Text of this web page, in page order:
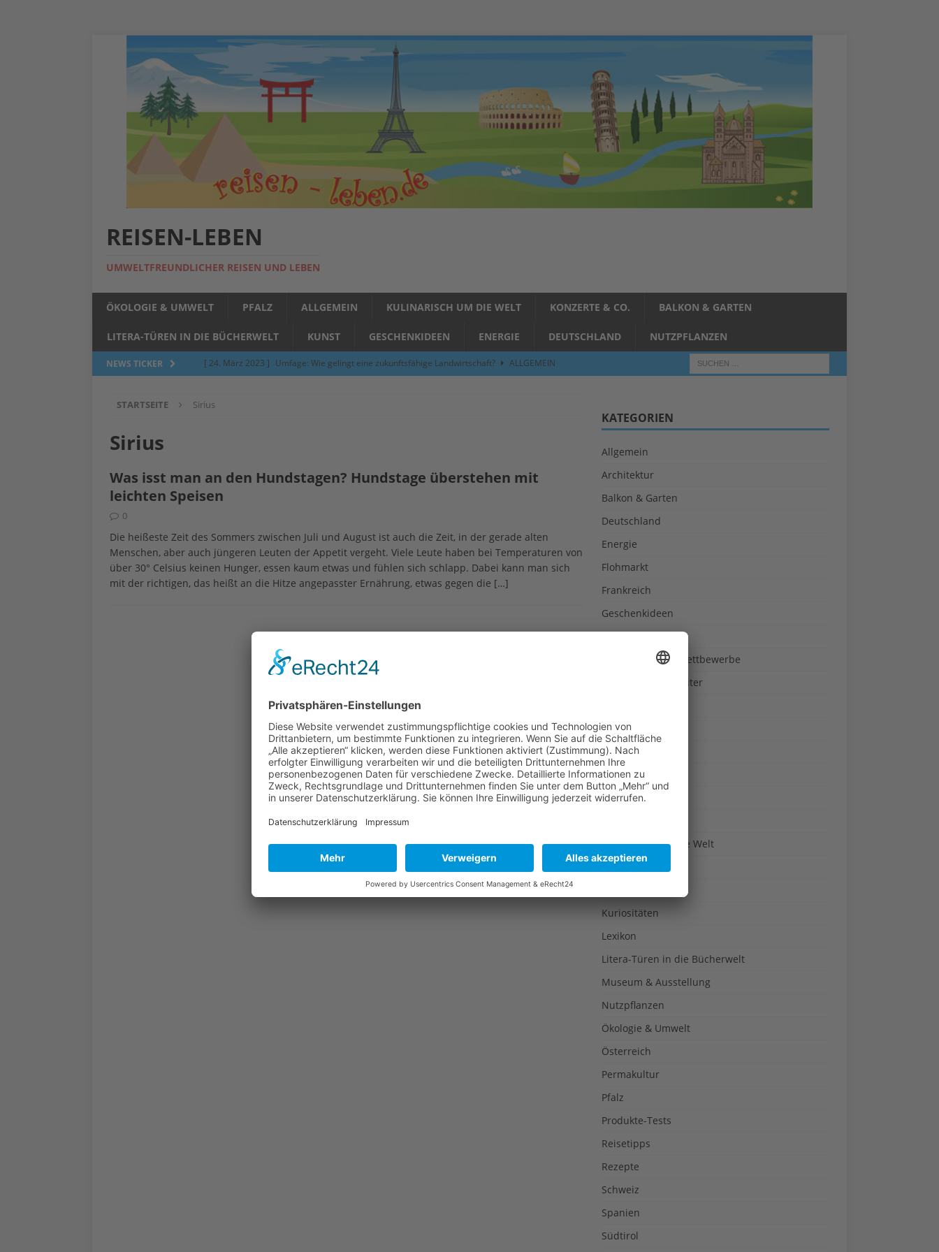
REISEN-LEBEN
UMWELTFREUNDLICHER REISEN UND LEBEN
ÖKOLOGIE & UMWELT PFALZ ALLGEMEIN KULINARISCH UM DIE WELT KONZERTE & CO. BALKON & GARTEN
LITERA-TÜREN IN DIE BÜCHERWELT KUNST GESCHENKIDEEN ENERGIE DEUTSCHLAND NUTZPFLANZEN
NEWS TICKER [ 24. März 2023 ] Umfage: Wie gelingt eine zukunftsfähige Landwirtschaft?
ALLGEMEIN
[ 6. Februar 2023 ]
[ 26. September 2023 ] Töpfern per Hand am Wochenende (Fr 29.9. – Sa 30.9.23) in
Limburgerhof
ALLGEMEIN
STARTSEITE Sirius
Sirius
Was isst man an den Hundstagen? Hundstage überstehen mit
leichten Speisen
0
Die heißeste Zeit des Sommers zwischen Juli und August ist auch die Zeit, in der gerade alten
Menschen, aber auch jüngeren Leuten der Appetit vergeht. Viele Leute haben bei Temperaturen von
über 30° Celsius keinen Hunger, essen kaum etwas und fühlen sich schlapp. Dabei kann man sich
mit der richtigen, das heißt an die Hitze angepasster Ernährung, etwas gegen die […]
KATEGORIEN
Allgemein
Architektur
Balkon & Garten
Deutschland
Energie
Flohmarkt
Frankreich
Geschenkideen
Gewinnspiele & Wettbewerbe
Gewürze und Kräuter
Hochwasser
Ideen-Reich
Italien
Japan
Kulinarisch um die Welt
Kultur
Kuriositäten
Lexikon
Litera-Türen in die Bücherwelt
Museum & Ausstellung
Nutzpflanzen
Ökologie & Umwelt
Österreich
Permakultur
Pfalz
Produkte-Tests
Reisetipps
Rezepte
Schweiz
Spanien
Südtirol